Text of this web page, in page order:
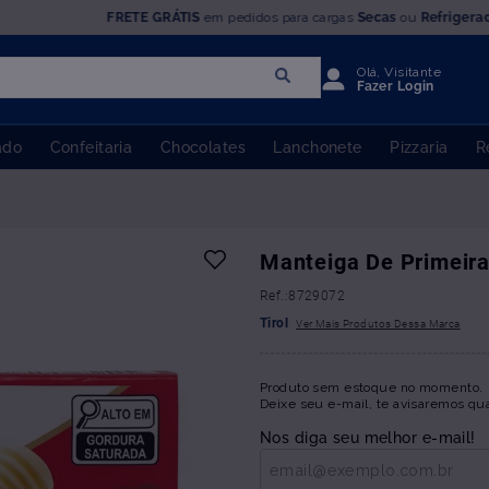
FRETE GRÁTISem pedidos para cargas Secas ou
Olá, Visitante
Fazer Login
Confeitaria Chocolates Lanchonete Pizzaria
Manteiga De
:8729072
Tirol
Produto sem estoque no momento.
Deixe seu e-mail, te avisaremos
Nos diga seu melhor e-mail!